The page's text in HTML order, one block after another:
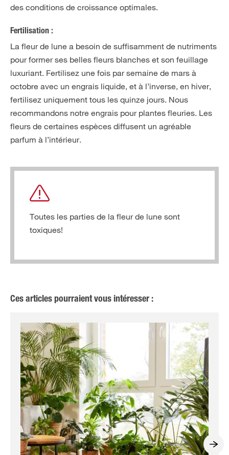
des conditions de croissance optimales.
Fertilisation :
La fleur de lune a besoin de suffisamment de nutriments
pour former ses belles fleurs blanches et son feuillage
luxuriant. Fertilisez une fois par semaine de mars à
octobre avec un engrais liquide, et à l’inverse, en hiver,
fertilisez uniquement tous les quinze jours. Nous
recommandons notre engrais pour plantes fleuries. Les
fleurs de certaines espèces diffusent un agréable
parfum à l’intérieur.
Toutes les parties de la fleur de lune sont
toxiques!
Ces articles pourraient vous intéresser :